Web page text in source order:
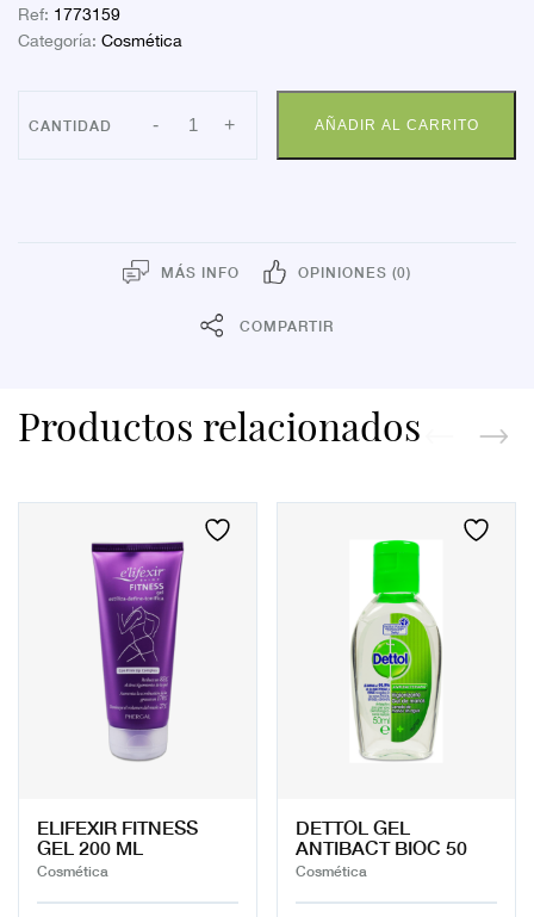
Ref: 1773159
Categoría: Cosmética
- ADERMA
PROTECT
+ AÑADIR AL CARRITO
MÁS INFO OPINIONES (0)
COMPARTIR
Productos relacionados
ELIFEXIR FITNESS
GEL 200 ML
Cosmética
DETTOL GEL
ANTIBACT BIOC 50
Cosmética